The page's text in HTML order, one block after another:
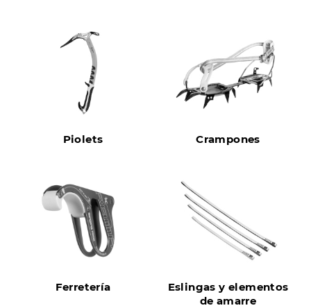
Piolets Crampones
Ferretería
Eslingas y elementos
de amarre